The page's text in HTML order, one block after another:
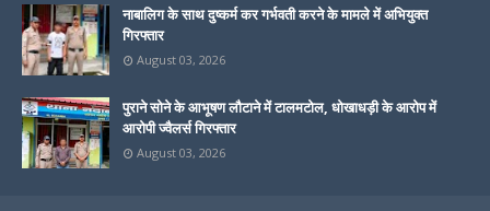
नाबालिग के साथ दुष्कर्म कर गर्भवती करने के मामले में अभियुक्त
गिरफ्तार
August 03, 2026
पुराने सोने के आभूषण लौटाने में टालमटोल, धोखाधड़ी के आरोप में
आरोपी ज्वैलर्स गिरफ्तार
August 03, 2026